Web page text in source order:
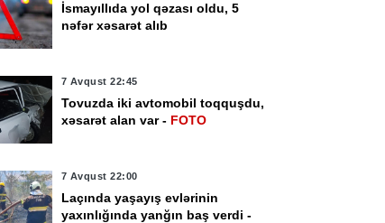
İsmayıllıda yol qəzası oldu, 5
nəfər xəsarət alıb
7 Avqust 22:45
Tovuzda iki avtomobil toqquşdu,
xəsarət alan var - FOTO
7 Avqust 22:00
Laçında yaşayış evlərinin
yaxınlığında yanğın baş verdi -